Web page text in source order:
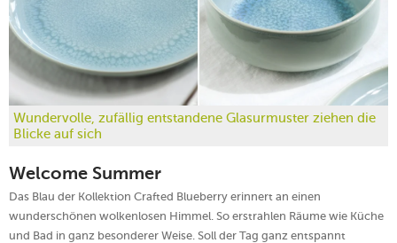
Wundervolle, zufällig entstandene Glasurmuster ziehen die
Blicke auf sich
Welcome Summer
Das Blau der Kollektion Crafted Blueberry erinnert an einen
wunderschönen wolkenlosen Himmel. So erstrahlen Räume wie Küche
und Bad in ganz besonderer Weise. Soll der Tag ganz entspannt